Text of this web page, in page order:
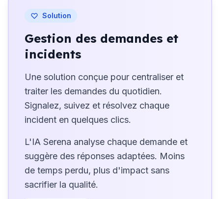
Solution
Gestion des demandes et
incidents
Une solution conçue pour centraliser et
traiter les demandes du quotidien.
Signalez, suivez et résolvez chaque
incident en quelques clics.
L'IA Serena analyse chaque demande et
suggère des réponses adaptées. Moins
de temps perdu, plus d'impact sans
sacrifier la qualité.